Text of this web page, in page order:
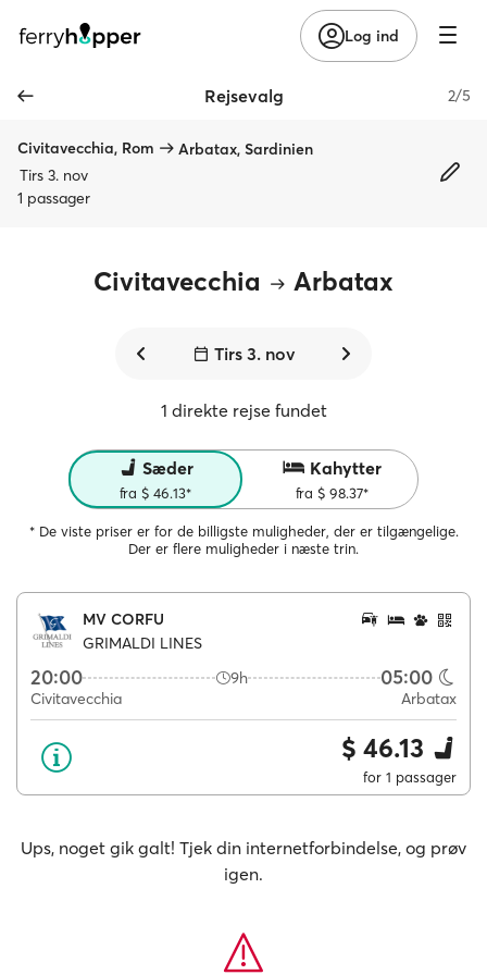
Log ind
Rejsevalg 2/5
Civitavecchia, Rom
Arbatax, Sardinien
Tirs 3. nov
1 passager
Civitavecchia Arbatax
Tirs 3. nov
1 direkte rejse fundet
Sæder
fra $ 46.13*
Kahytter
fra $ 98.37*
* De viste priser er for de billigste muligheder, der er tilgængelige.
Der er flere muligheder i næste trin.
MV CORFU
GRIMALDI LINES
20:00 9h 05:00
Civitavecchia Arbatax
$ 46.13
for 1 passager
Ups, noget gik galt! Tjek din internetforbindelse, og prøv
igen.